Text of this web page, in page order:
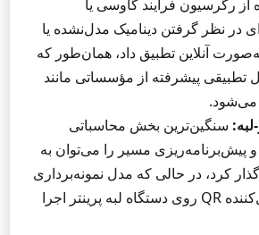
از رگرسیون فرآیند گاوسی یا
در نظر گرفتن دینامیک مدل‌نشده یا
آنلاین تطبیق داد، همان‌طور که
پیشرفته از مؤسساتی مانند
سنگین‌ترین بخش محاسباتی
و پیش‌برنامه‌ریزی مسیر را می‌توان به
کرد، در حالی که مدل نمونه‌برداری
شده سبک‌وزن و حل‌کننده QR روی دستگاه لبه پرینتر اجرا